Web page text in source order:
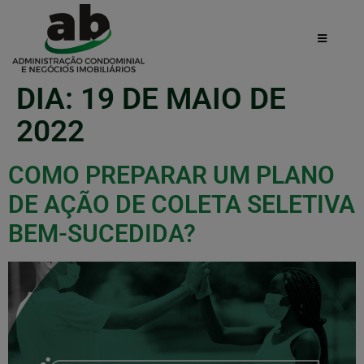
DIA: 19 DE MAIO DE
2022
COMO PREPARAR UM PLANO
DE AÇÃO DE COLETA SELETIVA
BEM-SUCEDIDA?